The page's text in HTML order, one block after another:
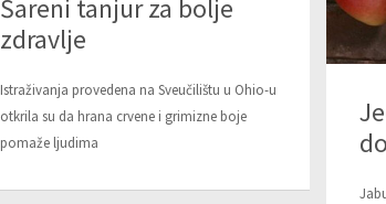
Šareni tanjur za bolje
zdravlje
Istraživanja provedena na Sveučilištu u Ohio-u
otkrila su da hrana crvene i grimizne boje
pomaže ljudima